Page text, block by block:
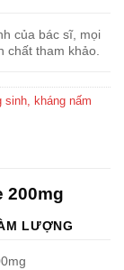
của bác sĩ, mọi
chất tham khảo.
sinh, kháng nấm
200mg
LƯỢNG